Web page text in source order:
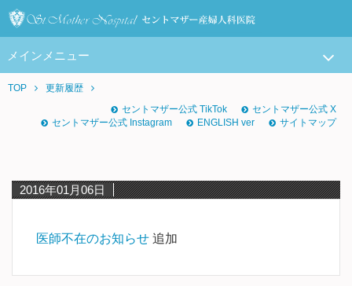
メインメニュー
TOP
更新履歴
セントマザー公式 TikTok
セントマザー公式 X
セントマザー公式 Instagram
ENGLISH ver サイトマップ
2016年01月06日
医師不在のお知らせ 追加